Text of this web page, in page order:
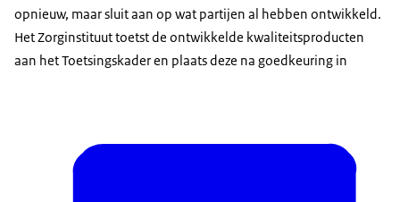
opnieuw, maar sluit aan op wat partijen al hebben ontwikkeld.
Het Zorginstituut toetst de ontwikkelde kwaliteitsproducten
aan het Toetsingskader en plaats deze na goedkeuring in